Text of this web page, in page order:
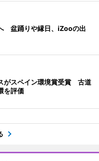
盆踊りや縁日、iZooの出
がスペイン環境賞受賞 古道
を評価